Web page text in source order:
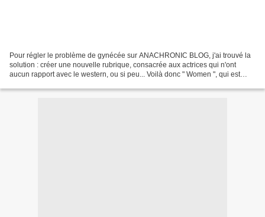
Pour régler le problème de gynécée sur ANACHRONIC BLOG, j'ai trouvé la
solution : créer une nouvelle rubrique, consacrée aux actrices qui n'ont
aucun rapport avec le western, ou si peu... Voilà donc " Women ", qui est